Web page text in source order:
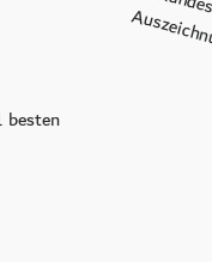
Pools
besten